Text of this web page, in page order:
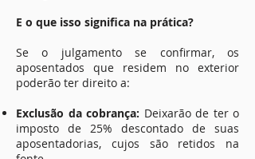
E o que isso significa na prática?
Se o julgamento se confirmar, os
aposentados que residem no exterior
poderão ter direito a:
Exclusão da cobrança: Deixarão de ter o
imposto de 25% descontado de suas
aposentadorias, cujos são retidos na